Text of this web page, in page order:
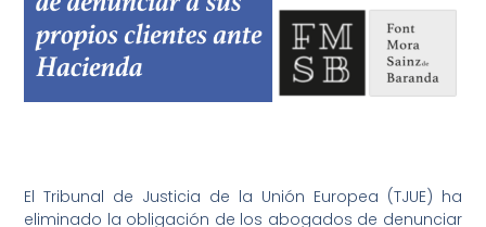
El Tribunal de Justicia de la Unión Europea (TJUE) ha
eliminado la obligación de los abogados de denunciar